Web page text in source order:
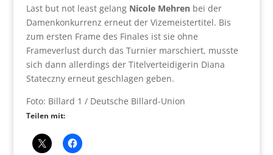
Last but not least gelang Nicole Mehrenbei der
Damenkonkurrenz erneut der Vizemeistertitel. Bis
zum ersten Frame des Finales ist sie ohne
Frameverlust durch das Turnier marschiert, musste
sich dann allerdings der Titelverteidigerin Diana
Stateczny erneut geschlagen geben.
Foto: Billard 1 / Deutsche Billard-Union
Teilen mit: